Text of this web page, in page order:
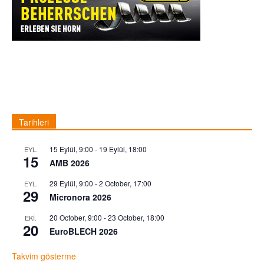
Tarihleri
EYL.
15
15 Eylül, 9:00 - 19 Eylül, 18:00
AMB 2026
EYL.
29
29 Eylül, 9:00 -2 October, 17:00
Micronora 2026
EKI.
20
20 October, 9:00 -23 October, 18:00
EuroBLECH 2026
Takvim gösterme